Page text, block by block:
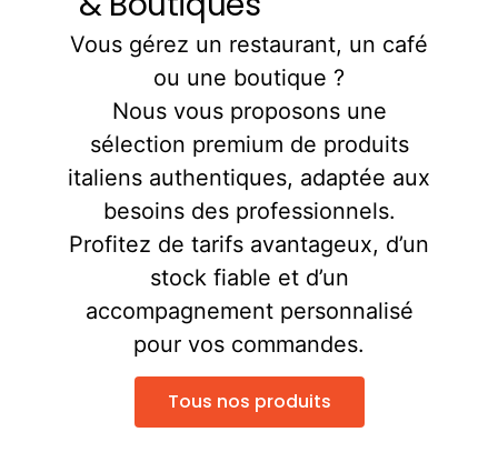
Vous gérez un restaurant, un café
ou une boutique ?
Nous vous proposons une
sélection premium de produits
italiens authentiques, adaptée aux
besoins des professionnels.
Profitez de tarifs avantageux, d’un
stock fiable et d’un
accompagnement personnalisé
pour vos commandes.
Tous nos produits